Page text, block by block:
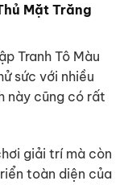
Mặt Trăng
Tranh Tô Màu
sức với nhiều
này cũng có rất
giải trí mà còn
toàn diện của